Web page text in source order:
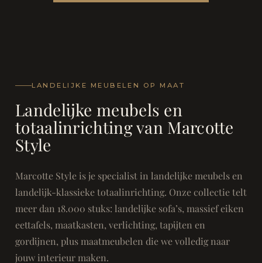
LANDELIJKE MEUBELEN OP MAAT
Landelijke meubels en
totaalinrichting van Marcotte
Style
Marcotte Style is je specialist in landelijke meubels en
landelijk-klassieke totaalinrichting. Onze collectie telt
meer dan 18.000 stuks: landelijke sofa’s, massief eiken
eettafels, maatkasten, verlichting, tapijten en
gordijnen, plus maatmeubelen die we volledig naar
jouw interieur maken.